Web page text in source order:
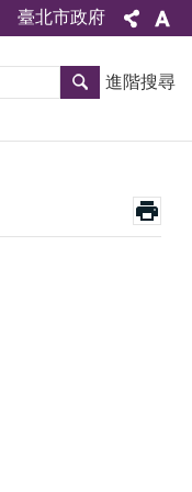
臺北市政府
進階搜尋